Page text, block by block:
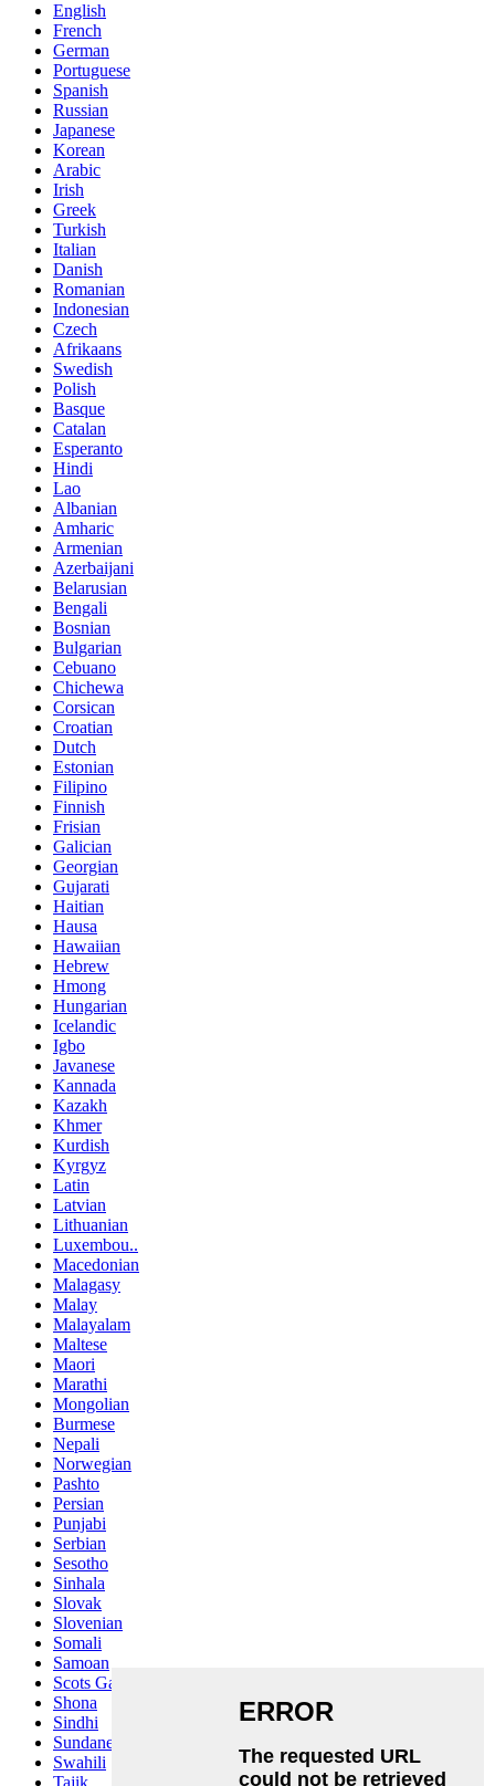
English
French
German
Portuguese
Spanish
Russian
Japanese
Korean
Arabic
Irish
Greek
Turkish
Italian
Danish
Romanian
Indonesian
Czech
Afrikaans
Swedish
Polish
Basque
Catalan
Esperanto
Hindi
Lao
Albanian
Amharic
Armenian
Azerbaijani
Belarusian
Bengali
Bosnian
Bulgarian
Cebuano
Chichewa
Corsican
Croatian
Dutch
Estonian
Filipino
Finnish
Frisian
Galician
Georgian
Gujarati
Haitian
Hausa
Hawaiian
Hebrew
Hmong
Hungarian
Icelandic
Igbo
Javanese
Kannada
Kazakh
Khmer
Kurdish
Kyrgyz
Latin
Latvian
Lithuanian
Luxembou..
Macedonian
Malagasy
Malay
Malayalam
Maltese
Maori
Marathi
Mongolian
Burmese
Nepali
Norwegian
Pashto
Persian
Punjabi
Serbian
Sesotho
Sinhala
Slovak
Slovenian
Somali
Samoan
Scots Gaelic
Shona
Sindhi
Sundanese
Swahili
Tajik